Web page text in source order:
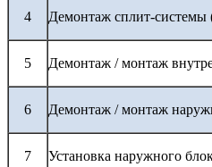
4 Демонтаж сплит-системы
5 Демонтаж / монтаж
6 Демонтаж / монтаж
7 Установка наружного